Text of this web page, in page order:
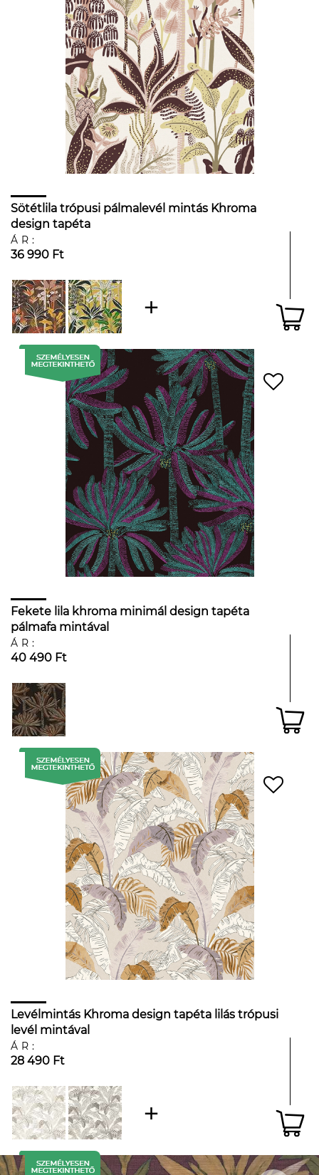
Sötétlila trópusi pálmalevél mintás Khroma
design tapéta
ÁR:
36 990 Ft
Fekete lila khroma minimál design tapéta
pálmafa mintával
ÁR:
40 490 Ft
Levélmintás Khroma design tapéta lilás trópusi
levél mintával
ÁR:
28 490 Ft